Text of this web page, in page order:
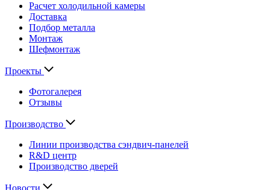
Расчет холодильной камеры
Доставка
Подбор металла
Монтаж
Шефмонтаж
Проекты
Фотогалерея
Отзывы
Производство
Линии производства сэндвич-панелей
R&D центр
Производство дверей